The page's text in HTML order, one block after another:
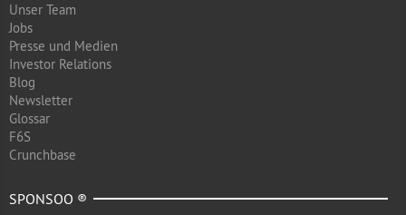
Unser Team
Jobs
Presse und Medien
Investor Relations
Blog
Newsletter
Glossar
F6S
Crunchbase
SPONSOO ®